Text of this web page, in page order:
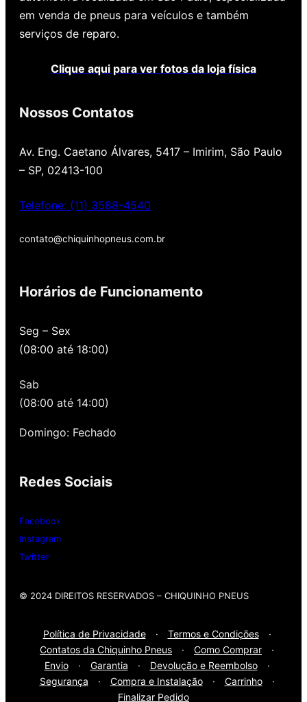
em venda de pneus para veículos e também
serviços de reparo.
Clique aqui para ver fotos da loja física
Europeu de qualidade!
Temos uma loja novinha, com os melhores
quando você precisa voltar para revisar,
nossa loja possui grande parceria com a
Whatsap: (11) 3588-4540
Nossos Contatos
Av. Eng. Caetano Álvares, 5417 – Imirim, São Paulo
– SP, 02413-100
Telefone: (11) 3588-4540
contato@chiquinhopneus.com.br
Horários de Funcionamento
Seg – Sex
(08:00 até 18:00)
Sab
(08:00 até 14:00)
Domingo: Fechado
Redes Sociais
Facebook
Instagram
Twitter
© 2024 DIREITOS RESERVADOS​ – CHIQUINHO PNEUS
Política de Privacidade · Termos e Condições
·
Contatos da Chiquinho Pneus
· Como Comprar
·
Envio
· Garantia · Devolução e Reembolso
·
Segurança
· Compra e Instalação · Carrinho
·
Finalizar Pedido